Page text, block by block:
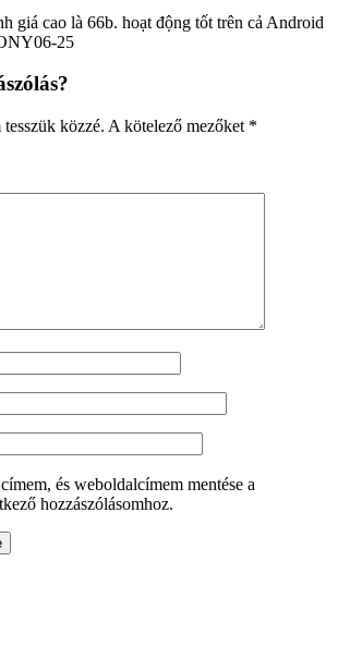
giá cao là 66b. hoạt động tốt trên cả Android
25
közzé. A kötelező mezőket *
és weboldalcímem mentése a
hozzászólásomhoz.